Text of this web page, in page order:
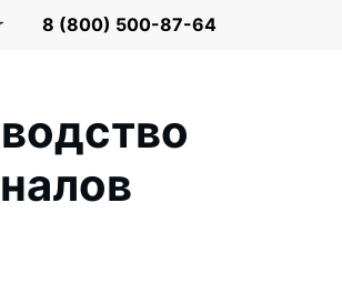
8 (800) 500-87-64